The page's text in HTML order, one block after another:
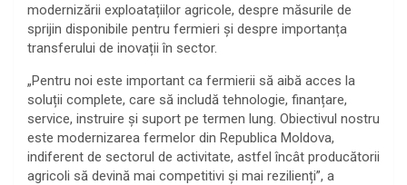
modernizării exploatațiilor agricole, despre măsurile de
sprijin disponibile pentru fermieri și despre importanța
transferului de inovații în sector.
„Pentru noi este important ca fermierii să aibă acces la
soluții complete, care să includă tehnologie, finanțare,
service, instruire și suport pe termen lung. Obiectivul nostru
este modernizarea fermelor din Republica Moldova,
indiferent de sectorul de activitate, astfel încât producătorii
agricoli să devină mai competitivi și mai rezilienți”, a